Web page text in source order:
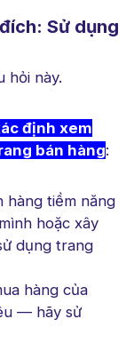
Sử dụng
hỏi này.
định xem
bán hàng:
hàng tiềm năng
hoặc xây
dụng trang
hàng của
— hãy sử